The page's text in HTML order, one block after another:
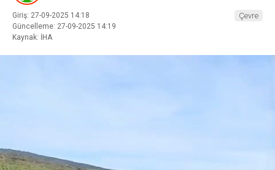
Giriş: 27-09-2025 14:18
Güncelleme: 27-09-2025 14:19
Kaynak: İHA
Çevre